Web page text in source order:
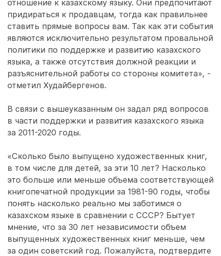
отношение к казахскому языку. Они предпочитают
придираться к продавцам, тогда как правильнее
ставить прямые вопросы вам. Так как эти события
являются исключительно результатом провальной
политики по поддержке и развитию казахского
языка, а также отсутствия должной реакции и
разъяснительной работы со стороны комитета», -
отметил Худайбергенов.
В связи с вышеуказанным он задал ряд вопросов
в части поддержки и развития казахского языка
за 2011-2020 годы.
«Сколько было выпущено художественных книг,
в том числе для детей, за эти 10 лет? Насколько
это больше или меньше объема соответствующей
книгопечатной продукции за 1981-90 годы, чтобы
понять насколько реально мы заботимся о
казахском языке в сравнении с СССР? Бытует
мнение, что за 30 лет независимости объем
выпущенных художественных книг меньше, чем
за один советский год. Пожалуйста, подтвердите